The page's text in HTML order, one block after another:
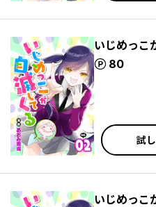
いじめっこ
80
ポイント
試
いじめっこ